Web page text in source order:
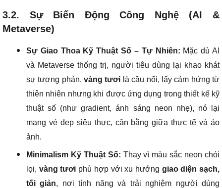
3.2. Sự Biến Động Công Nghệ (AI &
Metaverse)
Sự Giao Thoa Kỹ Thuật Số – Tự Nhiên: Mặc dù AI
và Metaverse thống trị, người tiêu dùng lại khao khát
sự tương phản.vàng tươi là cầu nối, lấy cảm hứng từ
thiên nhiên nhưng khi được ứng dụng trong thiết kế kỹ
thuật số (như gradient, ánh sáng neon nhẹ), nó lại
mang vẻ đẹp siêu thực, cân bằng giữa thực tế và ảo
ảnh.
Minimalism Kỹ Thuật Số: Thay vì màu sắc neon chói
lọi, vàng tươi phù hợp với xu hướng giao diện sạch,
tối giản, nơi tính năng và trải nghiệm người dùng